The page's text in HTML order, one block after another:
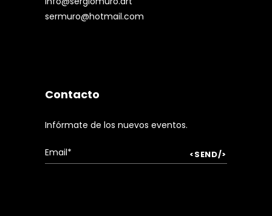
Creador, gestor cultural y docente.